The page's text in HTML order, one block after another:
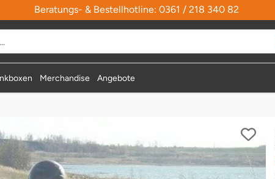
Beratungs- & Bestellhotline: 0361 / 218 340 82
Merchandise Angebote